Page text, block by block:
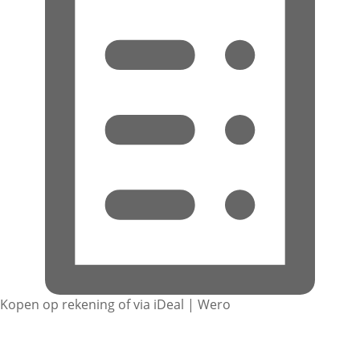
Kopen op rekening of via iDeal | Wero